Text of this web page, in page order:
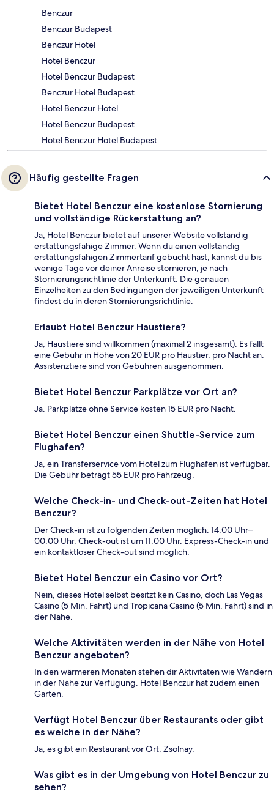
Benczur
Benczur Budapest
Benczur Hotel
Hotel Benczur
Hotel Benczur Budapest
Benczur Hotel Budapest
Hotel Benczur Hotel
Hotel Benczur Budapest
Hotel Benczur Hotel Budapest
Häufig gestellte Fragen
Bietet Hotel Benczur eine kostenlose Stornierung
und vollständige Rückerstattung an?
Ja, Hotel Benczur bietet auf unserer Website vollständig
erstattungsfähige Zimmer. Wenn du einen vollständig
erstattungsfähigen Zimmertarif gebucht hast, kannst du bis
wenige Tage vor deiner Anreise stornieren, je nach
Stornierungsrichtlinie der Unterkunft. Die genauen
Einzelheiten zu den Bedingungen der jeweiligen Unterkunft
findest du in deren Stornierungsrichtlinie.
Erlaubt Hotel Benczur Haustiere?
Ja, Haustiere sind willkommen (maximal 2 insgesamt). Es fällt
eine Gebühr in Höhe von 20 EUR pro Haustier, pro Nacht an.
Assistenztiere sind von Gebühren ausgenommen.
Bietet Hotel Benczur Parkplätze vor Ort an?
Ja. Parkplätze ohne Service kosten 15 EUR pro Nacht.
Bietet Hotel Benczur einen Shuttle-Service zum
Flughafen?
Ja, ein Transferservice vom Hotel zum Flughafen ist verfügbar.
Die Gebühr beträgt 55 EUR pro Fahrzeug.
Welche Check-in- und Check-out-Zeiten hat Hotel
Benczur?
Der Check-in ist zu folgenden Zeiten möglich: 14:00 Uhr–
00:00 Uhr. Check-out ist um 11:00 Uhr. Express-Check-in und
ein kontaktloser Check-out sind möglich.
Bietet Hotel Benczur ein Casino vor Ort?
Nein, dieses Hotel selbst besitzt kein Casino, doch Las Vegas
Casino (5 Min. Fahrt) und Tropicana Casino (5 Min. Fahrt) sind in
der Nähe.
Welche Aktivitäten werden in der Nähe von Hotel
Benczur angeboten?
In den wärmeren Monaten stehen dir Aktivitäten wie Wandern
in der Nähe zur Verfügung. Hotel Benczur hat zudem einen
Garten.
Verfügt Hotel Benczur über Restaurants oder gibt
es welche in der Nähe?
Ja, es gibt ein Restaurant vor Ort: Zsolnay.
Was gibt es in der Umgebung von Hotel Benczur zu
sehen?